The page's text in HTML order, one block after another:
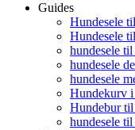
Guides
Hundesele
Hundesele
hundesele
hundesele
hundesele
Hundekurv
Hundebur
hundesele